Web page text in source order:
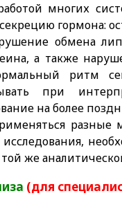
многих
гормона:
обмена
а также
ритм
при
на более
разные
же
(для